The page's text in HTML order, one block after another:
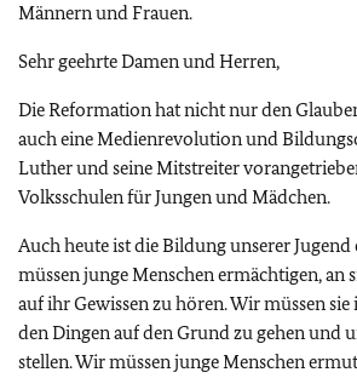
Männern und Frauen.
Sehr geehrte Damen und Herren,
Die Reformation hat nicht nur den
auch eine Medienrevolution und
Luther und seine Mitstreiter
Volksschulen für Jungen und Mädchen.
Auch heute ist die Bildung unserer
müssen junge Menschen ermächtigen, an
auf ihr Gewissen zu hören. Wir müssen sie
den Dingen auf den Grund zu gehen und
stellen. Wir müssen junge Menschen